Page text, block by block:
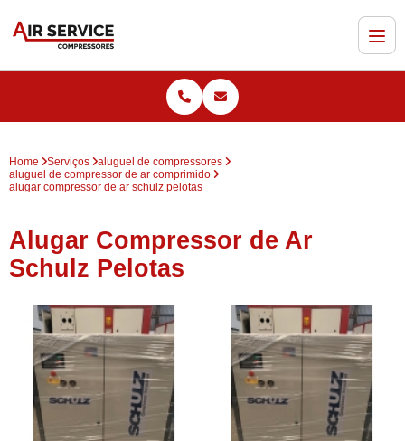
Home Serviços
aluguel de compressores
aluguel de compressor de ar comprimido
alugar compressor de ar schulz pelotas
Alugar Compressor de Ar
Schulz Pelotas